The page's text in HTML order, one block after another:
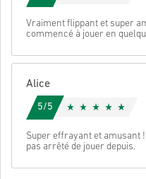
Vraiment flippant et super
commencé à jouer en
Alice
5/5
Super effrayant et amusant
pas arrêté de jouer depuis.